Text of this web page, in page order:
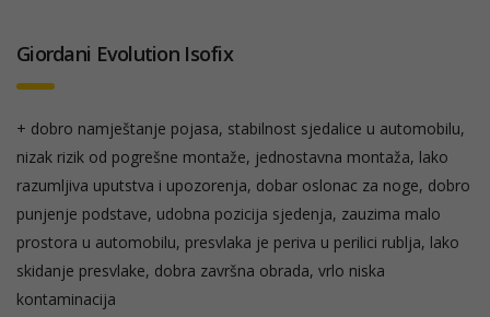
Giordani Evolution Isofix
+ dobro namještanje pojasa, stabilnost sjedalice u automobilu,
nizak rizik od pogrešne montaže, jednostavna montaža, lako
razumljiva uputstva i upozorenja, dobar oslonac za noge, dobro
punjenje podstave, udobna pozicija sjedenja, zauzima malo
prostora u automobilu, presvlaka je periva u perilici rublja, lako
skidanje presvlake, dobra završna obrada, vrlo niska
kontaminacija